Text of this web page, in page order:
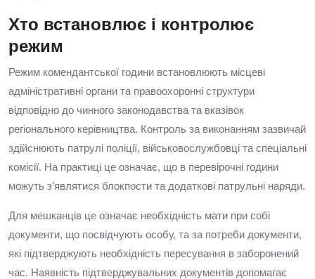
Хто встановлює і контролює
режим
Режим комендантської години встановлюють місцеві
адміністративні органи та правоохоронні структури
відповідно до чинного законодавства та вказівок
регіонального керівництва. Контроль за виконанням зазвичай
здійснюють патрулі поліції, військовослужбовці та спеціальні
комісії. На практиці це означає, що в перевірочні години
можуть з’являтися блокпости та додаткові патрульні наряди.
Для мешканців це означає необхідність мати при собі
документи, що посвідчують особу, та за потреби документи,
які підтверджують необхідність пересування в заборонений
час. Наявність підтверджувальних документів допомагає